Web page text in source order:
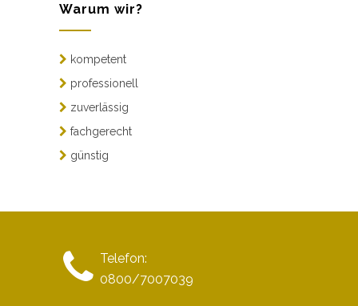
Warum wir?
kompetent
professionell
zuverlässig
fachgerecht
günstig
Telefon:
0800/7007039